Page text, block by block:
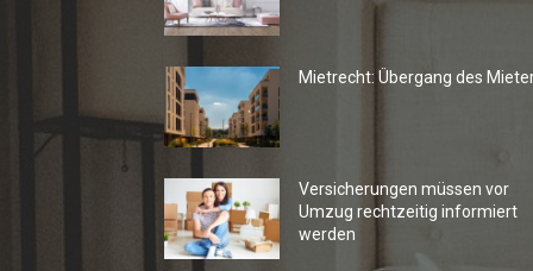
Mietrecht: Übergang des
Versicherungen müssen vor
Umzug rechtzeitig informiert
werden